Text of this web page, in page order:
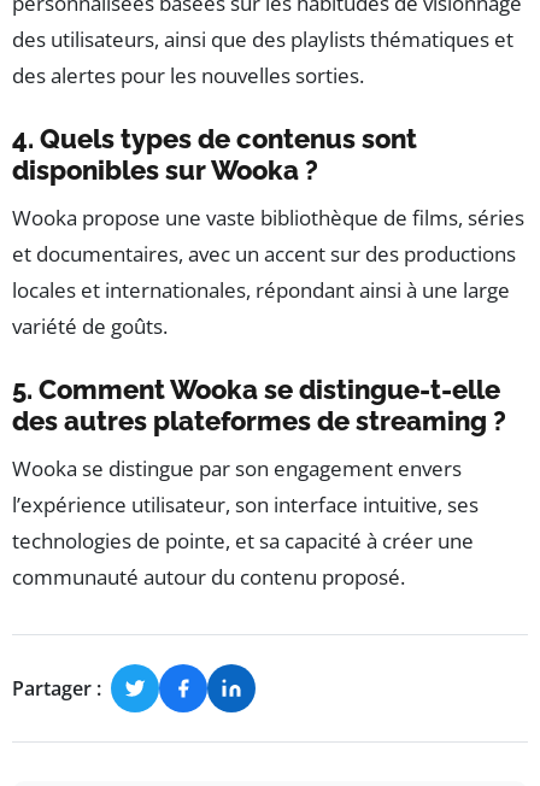
des utilisateurs, ainsi que des playlists thématiques et
des alertes pour les nouvelles sorties.
4. Quels types de contenus sont
disponibles sur Wooka ?
Wooka propose une vaste bibliothèque de films, séries
et documentaires, avec un accent sur des productions
locales et internationales, répondant ainsi à une large
variété de goûts.
5. Comment Wooka se distingue-t-elle
des autres plateformes de streaming ?
Wooka se distingue par son engagement envers
l’expérience utilisateur, son interface intuitive, ses
technologies de pointe, et sa capacité à créer une
communauté autour du contenu proposé.
Partager :